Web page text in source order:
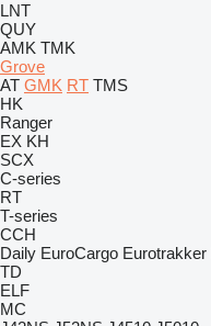
LNT
QUY
AMK TMK
Grove
AT GMK RT TMS
HK
Ranger
EX KH
SCX
C-series
RT
T-series
CCH
Daily EuroCargo Eurotrakker
TD
ELF
MC